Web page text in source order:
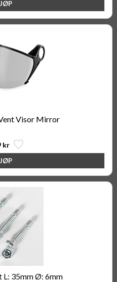
Visor Mirror
kr
35mm Ø: 6mm